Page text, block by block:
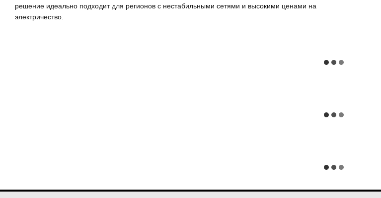
решение идеально подходит для регионов с нестабильными сетями и высокими ценами на
электричество.